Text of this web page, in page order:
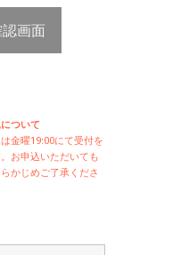
画面
ついて
金曜19:00にて受付を
お申込いただいても
かじめご了承くださ